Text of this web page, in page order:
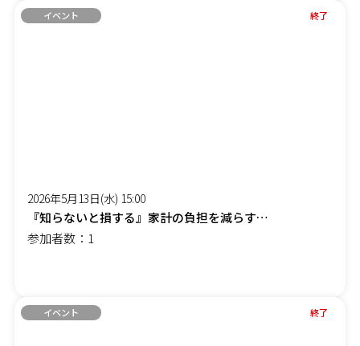
イベント 終了
2026年5月13日(水) 15:00
『知らないと損する』家計の負担を減らす「賢約(けんやく)サポート」オンラインセミナー
参加者数：1
イベント 終了